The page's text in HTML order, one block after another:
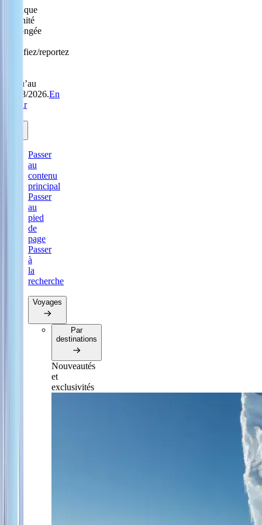
Politique
Sérénité
prolongée
modifiez/reportez
jusqu’au
31/08/2026.En
savoir
Passer
au
contenu
principal
Passer
au
pied
de
page
Passer
à
la
recherche
Voyages
Par
destinations
Nouveautés
et
exclusivités